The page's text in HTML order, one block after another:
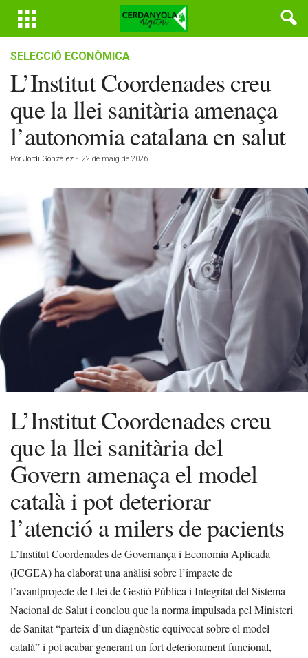
SELECCIÓ ECONÒMICA
L’Institut Coordenades creu
que la llei sanitària amenaça
l’autonomia catalana en salut
Por Jordi González - 22 de maig de 2026
L’Institut Coordenades creu
que la llei sanitària del
Govern amenaça el model
català i pot deteriorar
l’atenció a milers de pacients
L’Institut Coordenades de Governança i Economia Aplicada
(ICGEA) ha elaborat una anàlisi sobre l’impacte de
l’avantprojecte de Llei de Gestió Pública i Integritat del Sistema
Nacional de Salut i conclou que la norma impulsada pel Ministeri
de Sanitat “parteix d’un diagnòstic equivocat sobre el model
català” i pot acabar generant un fort deteriorament funcional,